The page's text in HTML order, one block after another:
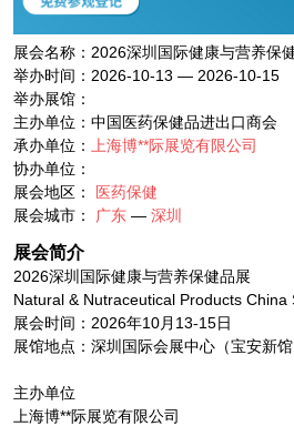
展会名称：2026深圳国际健康与营养保
举办时间：2026-10-13 — 2026-10-15
举办展馆：
主办单位：中国医药保健品进出口商会
承办单位：
上海博**际展览有限公司
协办单位：
展会地区：
医药保健
展会城市：
广东 — 深圳
展会简介
2026深圳国际健康与营养保健品展
Natural & Nutraceutical Products China
展会时间：2026年10月13-15日
展馆地点：深圳国际会展中心（宝安新馆
主办单位
上海博**际展览有限公司